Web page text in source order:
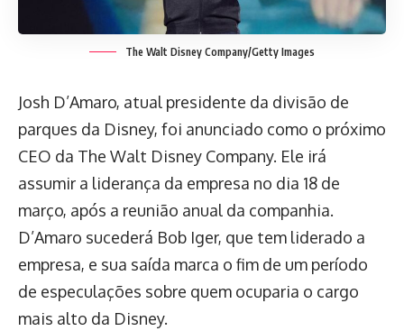
The Walt Disney Company/Getty Images
Josh D’Amaro, atual presidente da divisão de
parques da Disney, foi anunciado como o próximo
CEO da The Walt Disney Company. Ele irá
assumir a liderança da empresa no dia 18 de
março, após a reunião anual da companhia.
D’Amaro sucederá Bob Iger, que tem liderado a
empresa, e sua saída marca o fim de um período
de especulações sobre quem ocuparia o cargo
mais alto da Disney.